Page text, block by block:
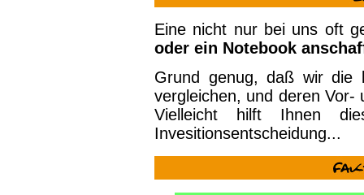
Eine nicht nur bei uns oft
oder ein Notebook
Grund genug, daß wir die
vergleichen, und deren Vor-
Vielleicht hilft Ihnen
Invesitionsentscheidung...